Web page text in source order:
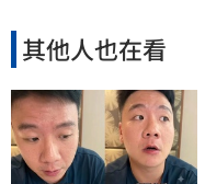
其他人也在看